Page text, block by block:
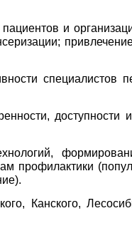
и
специалистов
и, доступности
профилактики
).
Канского,